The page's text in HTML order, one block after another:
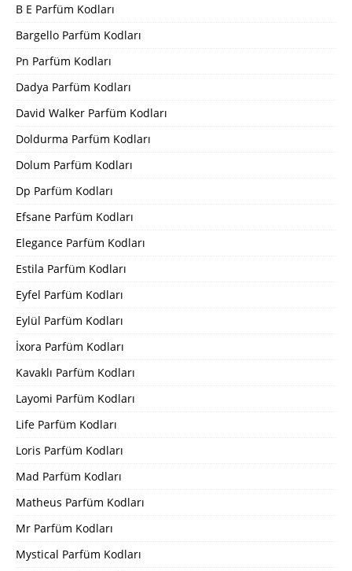
B E Parfüm Kodları
Bargello Parfüm Kodları
Pn Parfüm Kodları
Dadya Parfüm Kodları
David Walker Parfüm Kodları
Doldurma Parfüm Kodları
Dolum Parfüm Kodları
Dp Parfüm Kodları
Efsane Parfüm Kodları
Elegance Parfüm Kodları
Estila Parfüm Kodları
Eyfel Parfüm Kodları
Eylül Parfüm Kodları
İxora Parfüm Kodları
Kavaklı Parfüm Kodları
Layomi Parfüm Kodları
Life Parfüm Kodları
Loris Parfüm Kodları
Mad Parfüm Kodları
Matheus Parfüm Kodları
Mr Parfüm Kodları
Mystical Parfüm Kodları